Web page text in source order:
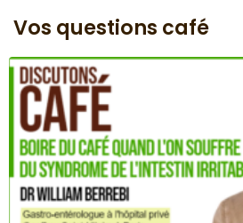
Vos questions café